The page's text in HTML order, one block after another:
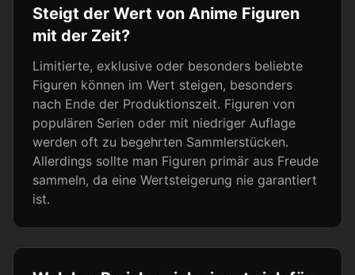
Steigt der Wert von Anime Figuren
mit der Zeit?
Limitierte, exklusive oder besonders beliebte
Figuren können im Wert steigen, besonders
nach Ende der Produktionszeit. Figuren von
populären Serien oder mit niedriger Auflage
werden oft zu begehrten Sammlerstücken.
Allerdings sollte man Figuren primär aus Freude
sammeln, da eine Wertsteigerung nie garantiert
ist.